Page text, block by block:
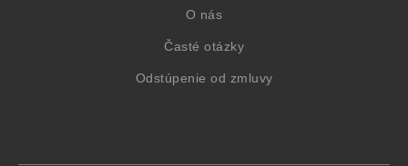
O nás
Časté otázky
Odstúpenie od zmluvy